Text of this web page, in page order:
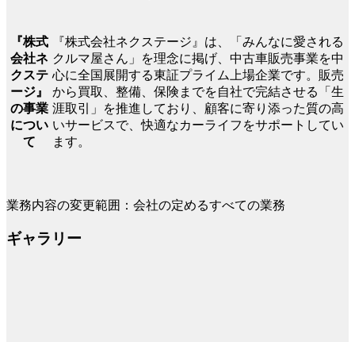
『株式
会社ネ
クステ
ージ』
の事業
につい
て
『株式会社ネクステージ』は、「みんなに愛される
クルマ屋さん」を理念に掲げ、中古車販売事業を中
心に全国展開する東証プライム上場企業です。販売
から買取、整備、保険までを自社で完結させる「生
涯取引」を推進しており、顧客に寄り添った質の高
いサービスで、快適なカーライフをサポートしてい
ます。
業務内容の変更範囲：会社の定めるすべての業務
ギャラリー